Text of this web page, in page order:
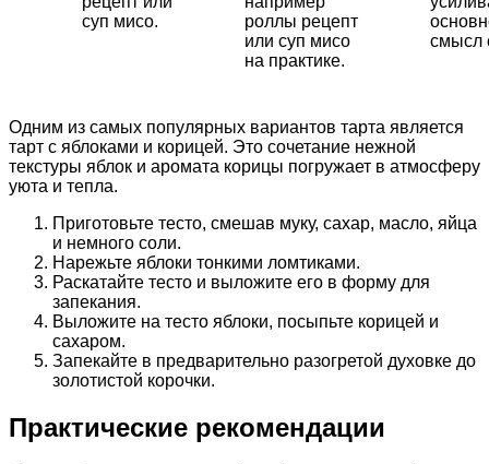
суп мисо.
роллы рецепт
или суп мисо
на практике.
смысл
Одним из самых популярных вариантов тарта является
тарт с яблоками и корицей. Это сочетание нежной
текстуры яблок и аромата корицы погружает в атмосферу
уюта и тепла.
Приготовьте тесто, смешав муку, сахар, масло, яйца
и немного соли.
Нарежьте яблоки тонкими ломтиками.
Раскатайте тесто и выложите его в форму для
запекания.
Выложите на тесто яблоки, посыпьте корицей и
сахаром.
Запекайте в предварительно разогретой духовке до
золотистой корочки.
Практические рекомендации